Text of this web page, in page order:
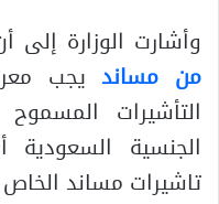
وأشارت الوزارة إلى
من مساند يجب
التأشيرات
الجنسية
تاشيرات مساند